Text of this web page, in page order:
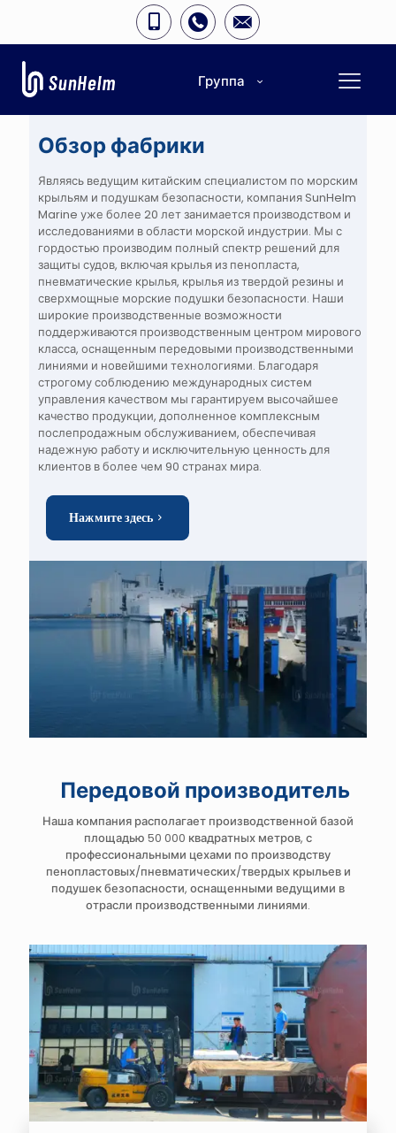
Группа
Обзор фабрики
Являясь ведущим китайским специалистом по морским
крыльям и подушкам безопасности, компания SunHelm
Marine уже более 20 лет занимается производством и
исследованиями в области морской индустрии. Мы с
гордостью производим полный спектр решений для
защиты судов, включая крылья из пенопласта,
пневматические крылья, крылья из твердой резины и
сверхмощные морские подушки безопасности. Наши
широкие производственные возможности
поддерживаются производственным центром мирового
класса, оснащенным передовыми производственными
линиями и новейшими технологиями. Благодаря
строгому соблюдению международных систем
управления качеством мы гарантируем высочайшее
качество продукции, дополненное комплексным
послепродажным обслуживанием, обеспечивая
надежную работу и исключительную ценность для
клиентов в более чем 90 странах мира.
Нажмите здесь
Передовой производитель
Наша компания располагает производственной базой
площадью 50 000 квадратных метров, с
профессиональными цехами по производству
пенопластовых/пневматических/твердых крыльев и
подушек безопасности, оснащенными ведущими в
отрасли производственными линиями.